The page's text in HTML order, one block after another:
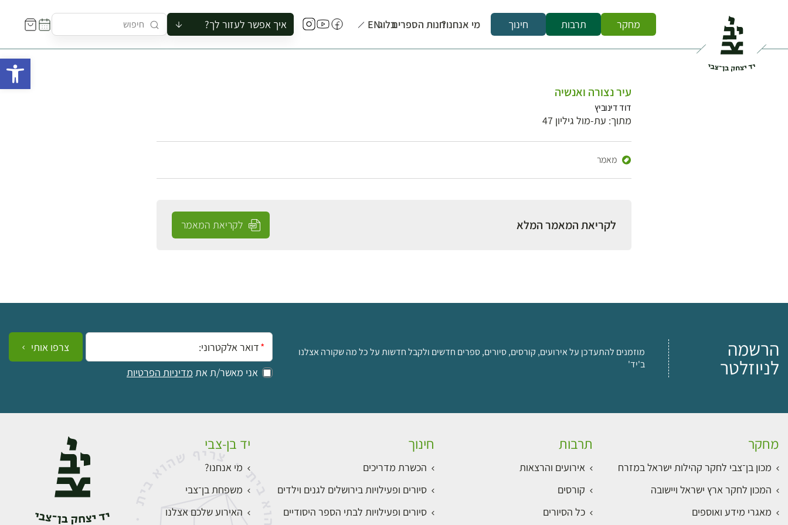
מחקר תרבות חינוך מי אנחנו?חנות הספריםבלוגEN איך אפשר לעזור לך?
להזמין סיור לקבוצה
עיר נצורה ואנשיה
דוד דינוביץ
מתוך: עת-מול גיליון 47
מאמר
לקריאת המאמר המלא לקריאת המאמר
הרשמה
לניוזלטר
מוזמנים להתעדכן על אירועים, קורסים, סיורים, ספרים חדשים ולקבל חדשות על כל מה שקורה אצלנו
ב'יד'
אימייל:
אני מאשר/ת את מדיניות הפרטיות
צרפו אותי
מחקר
מכון בן־צבי לחקר קהילות ישראל במזרח
המכון לחקר ארץ ישראל ויישובה
מאגרי מידע ואוספים
תרבות
אירועים והרצאות
קורסים
כל הסיורים
חינוך
הכשרת מדריכים
סיורים ופעילויות בירושלים לגנים וילדים
סיורים ופעילויות לבתי הספר היסודיים
יד בן-צבי
מי אנחנו?
משפחת בן־צבי
האירוע שלכם אצלנו